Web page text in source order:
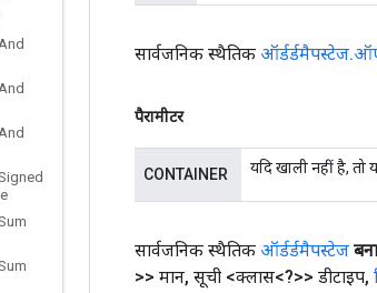
सार्वजनिक स्थैतिक ऑर्डर्डमैपस्टेज.
पैरामीटर
CONTAINER यदि खाली नहीं है, तो
सार्वजनिक स्थैतिक ऑर्डर्डमैपस्टेज
>> मान, सूची <क्लास<?>> डीटाइप,